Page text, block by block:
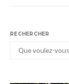
RECHERCHER